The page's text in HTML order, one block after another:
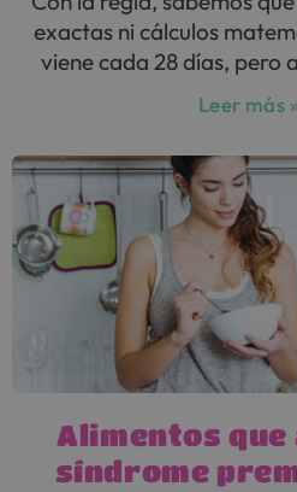
exactas ni cálculos
viene cada 28 días, pero
adelanta… Y,
Leer más »
Alimentos
síndrome